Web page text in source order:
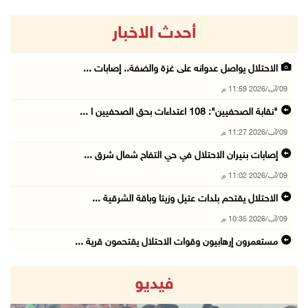
أحدث الاخبار
الاحتلال يواصل عدوانه على غزة والضفة.. إصابات ...
09/آب/2026 11:59 م
"نقابة الصحفيين": 108 اعتداءات بحق الصحفيين ا ...
09/آب/2026 11:27 م
إصابات بنيران الاحتلال في حي التفاح شمال شرق ...
09/آب/2026 11:02 م
الاحتلال يقتحم بلدات عتيل وزيتا وباقة الشرقية ...
09/آب/2026 10:35 م
مستعمرون إرهابيون وقوات الاحتلال يقتحمون قرية ...
قصف مدفعي للاحتلال وإطلاق نار كثيف شمال ووسط ...
فيديو